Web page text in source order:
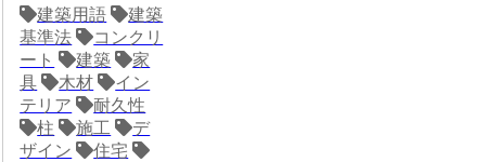
建築用語
建築
基準法
コンクリ
ート
建築
家
具
木材
イン
テリア
耐久性
柱
施工
デ
ザイン
住宅